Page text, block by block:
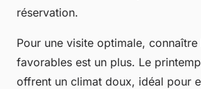
réservation.
Pour une visite optimale, connaître
favorables est un plus. Le
offrent un climat doux, idéal pour